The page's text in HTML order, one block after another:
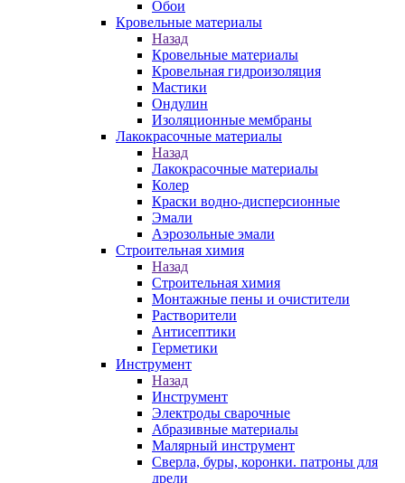
Обои
Кровельные материалы
Назад
Кровельные материалы
Кровельная гидроизоляция
Мастики
Ондулин
Изоляционные мембраны
Лакокрасочные материалы
Назад
Лакокрасочные материалы
Колер
Краски водно-дисперсионные
Эмали
Аэрозольные эмали
Строительная химия
Назад
Строительная химия
Монтажные пены и очистители
Растворители
Антисептики
Герметики
Инструмент
Назад
Инструмент
Электроды сварочные
Абразивные материалы
Малярный инструмент
Сверла, буры, коронки. патроны для
дрели